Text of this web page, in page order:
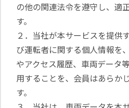
の他の関連法令を遵守し、適
す。
２．当社が本サービスを提供
び運転者に関する個人情報を
やアクセス履歴、車両データ
用することを、会員はあらか
す。